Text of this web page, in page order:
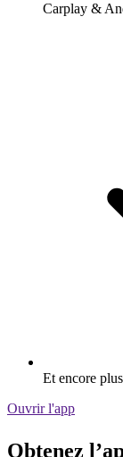
Carplay &
Et encore
Ouvrir l'app
Obtenez